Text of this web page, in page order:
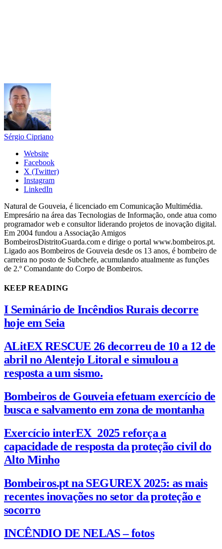
Sérgio Cipriano
Website
Facebook
X (Twitter)
Instagram
LinkedIn
Natural de Gouveia, é licenciado em Comunicação Multimédia.
Empresário na área das Tecnologias de Informação, onde atua como
programador web e consultor liderando projetos de inovação digital.
Em 2004 fundou a Associação Amigos
BombeirosDistritoGuarda.com e dirige o portal www.bombeiros.pt.
Ligado aos Bombeiros de Gouveia desde os 13 anos, é bombeiro de
carreira no posto de Subchefe, acumulando atualmente as funções
de 2.º Comandante do Corpo de Bombeiros.
KEEP READING
I Seminário de Incêndios Rurais decorre
hoje em Seia
ALitEX RESCUE 26 decorreu de 10 a 12 de
abril no Alentejo Litoral e simulou a
resposta a um sismo.
Bombeiros de Gouveia efetuam exercício de
busca e salvamento em zona de montanha
Exercício interEX_2025 reforça a
capacidade de resposta da proteção civil do
Alto Minho
Bombeiros.pt na SEGUREX 2025: as mais
recentes inovações no setor da proteção e
socorro
INCÊNDIO DE NELAS – fotos